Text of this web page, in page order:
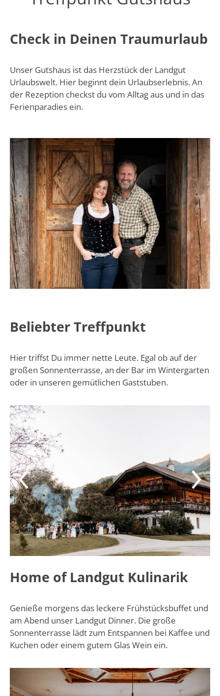
Erlebnisse
Jahreszeiten
Impressionen
Kontakt & Buchen
Check in Deinen Traumurlaub
Unser Gutshaus ist das Herzstück der Landgut
Urlaubswelt. Hier beginnt dein Urlaubserlebnis. An
der Rezeption checkst du vom Alltag aus und in das
Ferienparadies ein.
Beliebter Treffpunkt
Hier triffst Du immer nette Leute. Egal ob auf der
großen Sonnenterrasse, an der Bar im Wintergarten
oder in unseren gemütlichen Gaststuben.
Home of Landgut Kulinarik
Genieße morgens das leckere Frühstücksbuffet und
am Abend unser Landgut Dinner. Die große
Sonnenterrasse lädt zum Entspannen bei Kaffee und
Kuchen oder einem gutem Glas Wein ein.